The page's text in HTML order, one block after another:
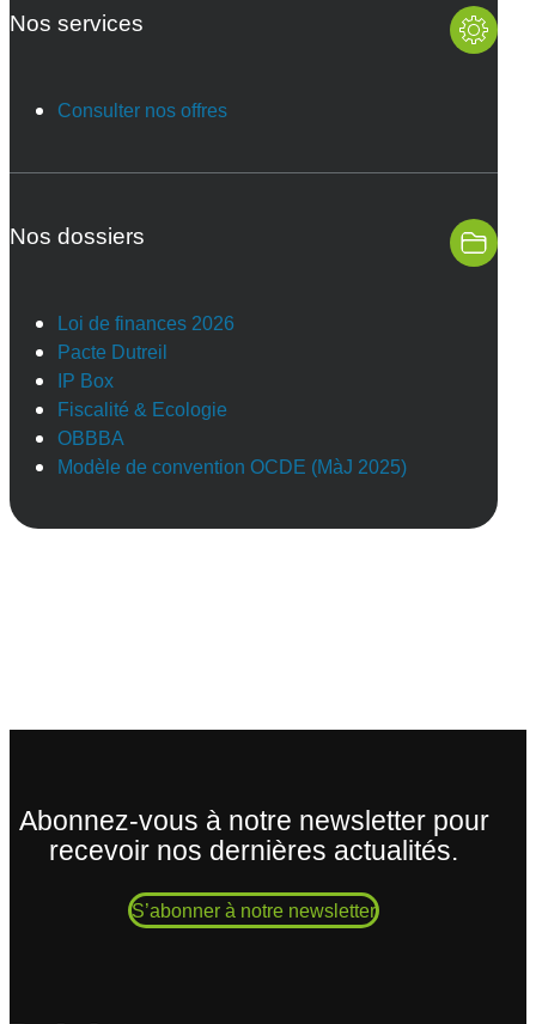
Nos services
Consulter nos offres
Nos dossiers
Loi de finances 2026
Pacte Dutreil
IP Box
Fiscalité & Ecologie
OBBBA
Modèle de convention OCDE (MàJ 2025)
Abonnez-vous à notre newsletter pour
recevoir nos dernières actualités.
S’abonner à notre newsletter